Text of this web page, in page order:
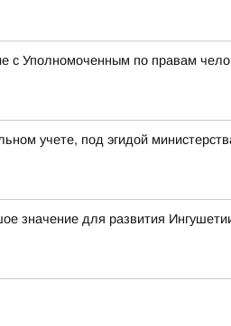
с Уполномоченным по правам
учете, под эгидой
значение для развития